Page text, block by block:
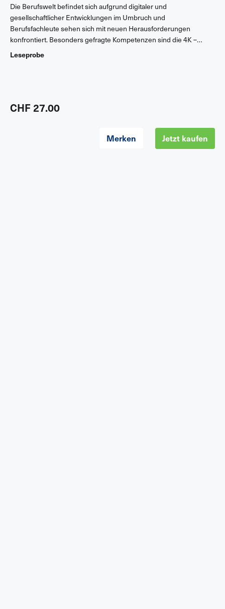
Die Berufswelt befindet sich aufgrund digitaler und
gesellschaftlicher Entwicklungen im Umbruch und
Berufsfachleute sehen sich mit neuen Herausforderungen
konfrontiert. Besonders gefragte Kompetenzen sind die 4K –
kritisches Denken und Problemlösen, Kommunikation,
Kooperation sowie Kreativität und Innovation. Studierende des
deren Entwicklung über die Jahre, den Status quo und die
Leseprobe
CHF 27.00
Merken Jetzt kaufen